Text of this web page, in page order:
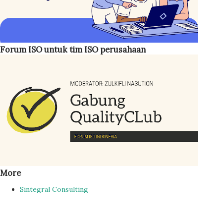
Forum ISO untuk tim ISO perusahaan
More
Sintegral Consulting